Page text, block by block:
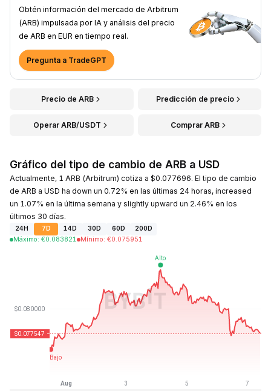
Obtén información del mercado de Arbitrum
(ARB) impulsada por IA y análisis del precio
de ARB en EUR en tiempo real.
Pregunta a TradeGPT
Precio de ARB Predicción de precio
Operar ARB/USDT Comprar ARB
Gráfico del tipo de cambio de ARB a USD
Actualmente, 1 ARB (Arbitrum) cotiza a $0.077696. El tipo de cambio
de ARB a USD ha down un 0.72% en las últimas 24 horas, increased
un 1.07% en la última semana y slightly upward un 2.46% en los
últimos 30 días.
24H 7D 14D 30D 60D
200D
Máximo: €0.083821 Mínimo: €0.075951
Última actualización: 2026-08-07, 10:01 GMT+0